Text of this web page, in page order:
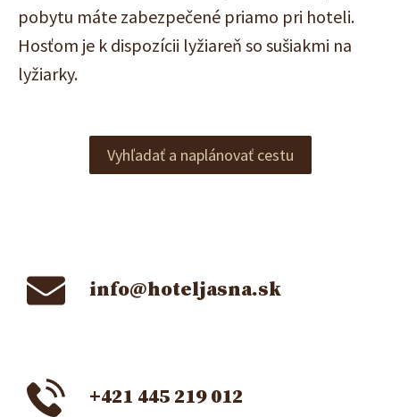
pobytu máte zabezpečené priamo pri hoteli.
Hosťom je k dispozícii lyžiareň so sušiakmi na
lyžiarky.
Vyhľadať a naplánovať cestu
info@hoteljasna.sk
+421 445 219 012